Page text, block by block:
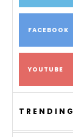
FACEBOOK
YOUTUBE
TRENDING